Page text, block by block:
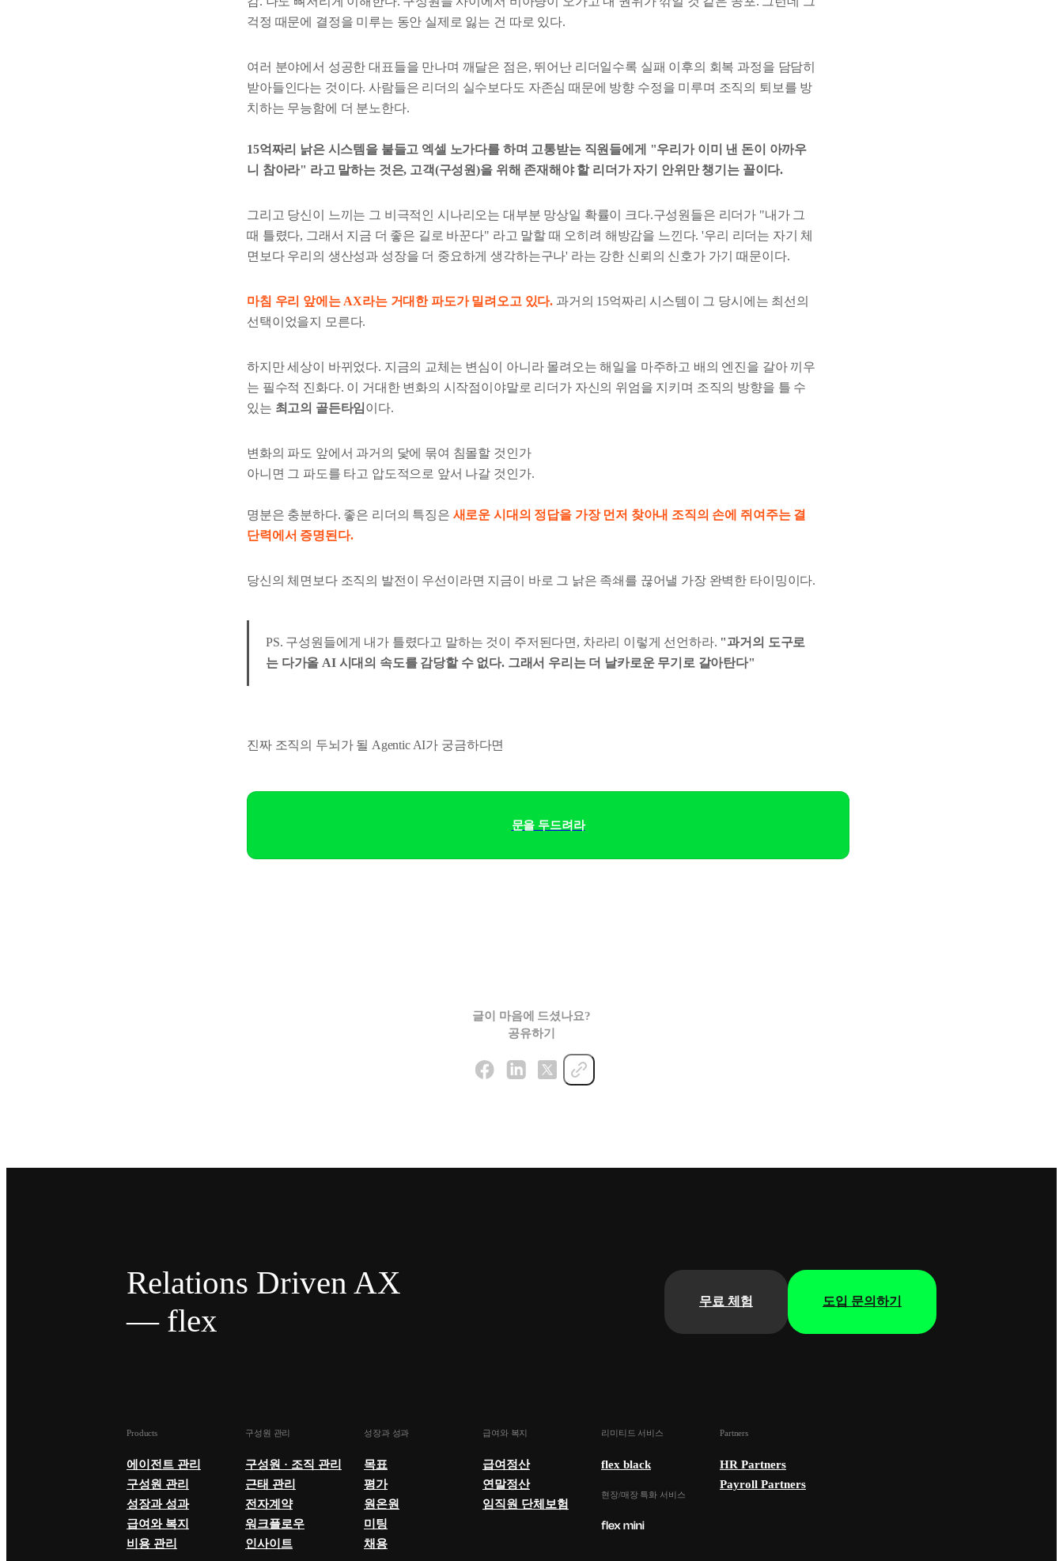
걱정 때문에 결정을 미루는 동안 실제로 잃는 건 따로 있다.
여러 분야에서 성공한 대표들을 만나며 깨달은 점은, 뛰어난 리더일수록 실패 이후의 회복 과정을 담담히
받아들인다는 것이다. 사람들은 리더의 실수보다도 자존심 때문에 방향 수정을 미루며 조직의 퇴보를 방
치하는 무능함에 더 분노한다.
15억짜리 낡은 시스템을 붙들고 엑셀 노가다를 하며 고통받는 직원들에게 "우리가 이미 낸 돈이 아까우
니 참아라" 라고 말하는 것은, 고객(구성원)을 위해 존재해야 할 리더가 자기 안위만 챙기는 꼴이다.
그리고 당신이 느끼는 그 비극적인 시나리오는 대부분 망상일 확률이 크다.구성원들은 리더가 "내가 그
때 틀렸다, 그래서 지금 더 좋은 길로 바꾼다" 라고 말할 때 오히려 해방감을 느낀다.'우리 리더는 자기 체
면보다 우리의 생산성과 성장을 더 중요하게 생각하는구나' 라는 강한 신뢰의 신호가 가기 때문이다.
마침 우리 앞에는 AX라는 거대한 파도가 밀려오고 있다. 과거의 15억짜리 시스템이 그 당시에는 최선의
선택이었을지 모른다.
하지만 세상이 바뀌었다. 지금의 교체는 변심이 아니라 몰려오는 해일을 마주하고 배의 엔진을 갈아 끼우
는 필수적 진화다. 이 거대한 변화의 시작점이야말로 리더가 자신의 위엄을 지키며 조직의 방향을 틀 수
있는 최고의 골든타임이다.
변화의 파도 앞에서 과거의 닻에 묶여 침몰할 것인가
아니면 그 파도를 타고 압도적으로 앞서 나갈 것인가.
명분은 충분하다. 좋은 리더의 특징은 새로운 시대의 정답을 가장 먼저 찾아내 조직의 손에 쥐여주는 결
단력에서 증명된다.
당신의 체면보다 조직의 발전이 우선이라면 지금이 바로 그 낡은 족쇄를 끊어낼 가장 완벽한 타이밍이다.
PS. 구성원들에게 내가 틀렸다고 말하는 것이 주저된다면, 차라리 이렇게 선언하라. "과거의 도구로
는 다가올 AI 시대의 속도를 감당할 수 없다. 그래서 우리는 더 날카로운 무기로 갈아탄다"
진짜 조직의 두뇌가 될 Agentic AI가 궁금하다면
문을 두드려라
글이 마음에 드셨나요?
공유하기
Relations Driven AX
— flex
무료 체험 도입 문의하기
Products
에이전트 관리
구성원 관리
성장과 성과
급여와 복지
비용 관리
구성원 관리
구성원 · 조직 관리
근태 관리
전자계약
워크플로우
인사이트
성장과 성과
목표
평가
원온원
미팅
채용
급여와 복지
급여정산
연말정산
임직원 단체보험
리미티드 서비스
flex black
현장/매장 특화 서비스
Partners
HR Partners
Payroll Partners